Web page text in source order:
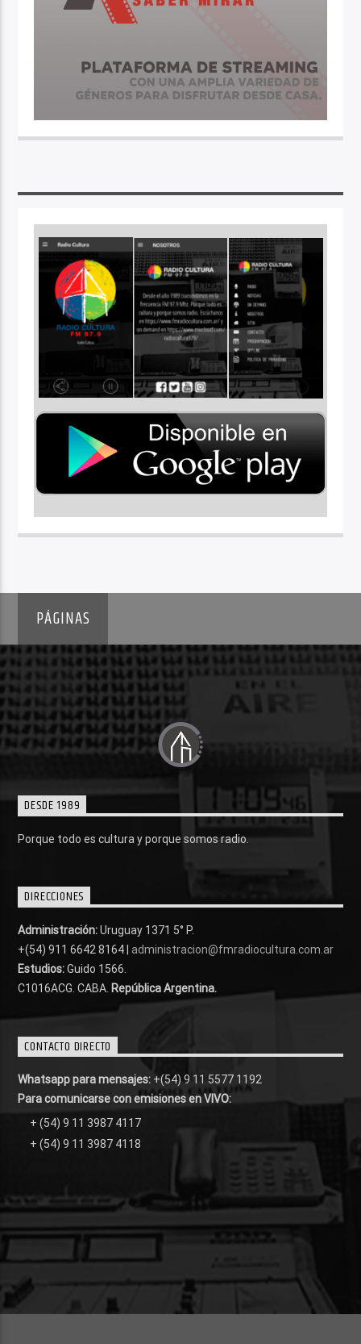
PÁGINAS
DESDE 1989
Porque todo es cultura y porque somos radio.
DIRECCIONES
Administración:Uruguay 1371 5° P.
+(54) 911 6642 8164 | administracion@fmradiocultura.com.ar
Estudios:Guido 1566.
C1016ACG . CABA. República Argentina.
CONTACTO DIRECTO
Whatsapp para mensajes: +(54) 9 11 5577 1192
Para comunicarse con emisiones en VIVO:
+ (54) 9 11 3987 4117
+ (54) 9 11 3987 4118